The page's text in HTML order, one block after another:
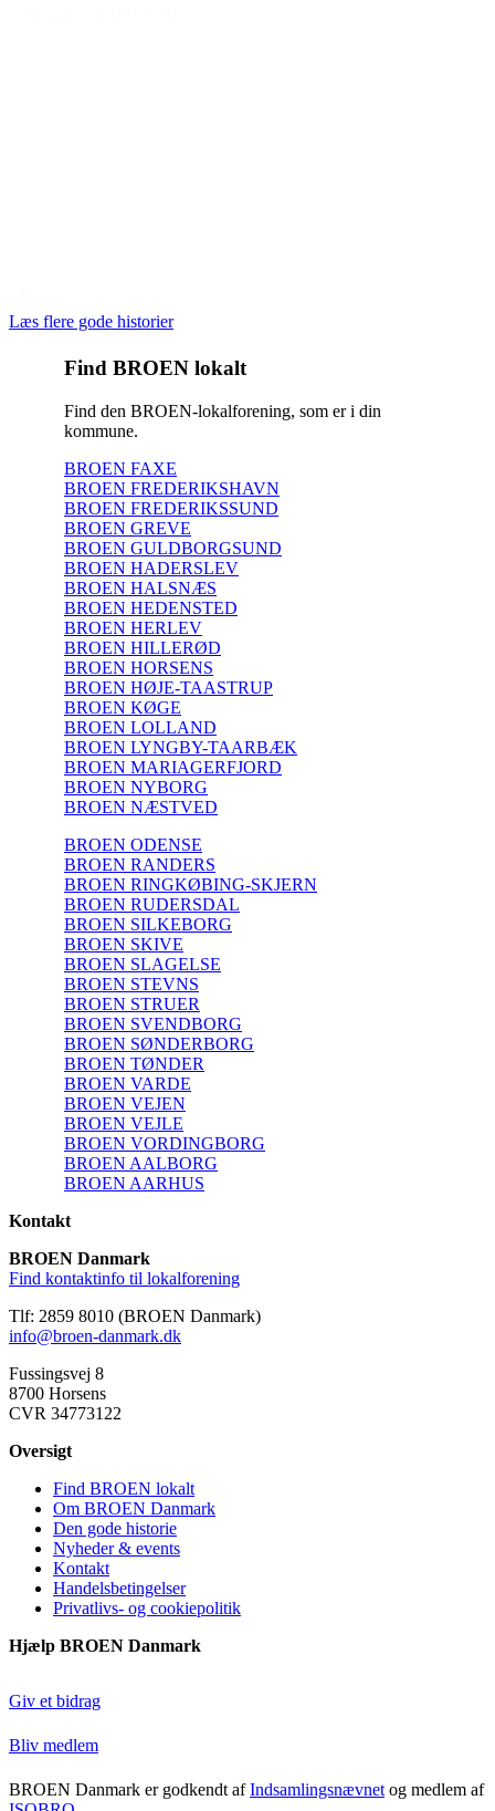
Læs flere gode historier
Find BROEN lokalt
Find den BROEN-lokalforening, som er i din
kommune.
BROEN FAXE
BROEN FREDERIKSHAVN
BROEN FREDERIKSSUND
BROEN GREVE
BROEN GULDBORGSUND
BROEN HADERSLEV
BROEN HALSNÆS
BROEN HEDENSTED
BROEN HERLEV
BROEN HILLERØD
BROEN HORSENS
BROEN HØJE-TAASTRUP
BROEN KØGE
BROEN LOLLAND
BROEN LYNGBY-TAARBÆK
BROEN MARIAGERFJORD
BROEN NYBORG
BROEN NÆSTVED
BROEN ODENSE
BROEN RANDERS
BROEN RINGKØBING-SKJERN
BROEN RUDERSDAL
BROEN SILKEBORG
BROEN SKIVE
BROEN SLAGELSE
BROEN STEVNS
BROEN STRUER
BROEN SVENDBORG
BROEN SØNDERBORG
BROEN TØNDER
BROEN VARDE
BROEN VEJEN
BROEN VEJLE
BROEN VORDINGBORG
BROEN AALBORG
BROEN AARHUS
Kontakt
BROEN Danmark
Find kontaktinfo til lokalforening
Tlf: 2859 8010 (BROEN Danmark)
info@broen-danmark.dk
Fussingsvej 8
8700 Horsens
CVR 34773122
Oversigt
Find BROEN lokalt
Om BROEN Danmark
Den gode historie
Nyheder & events
Kontakt
Handelsbetingelser
Privatlivs- og cookiepolitik
Hjælp BROEN Danmark
Giv et bidrag
Bliv medlem
BROEN Danmark er godkendt afIndsamlingsnævnet og medlem af